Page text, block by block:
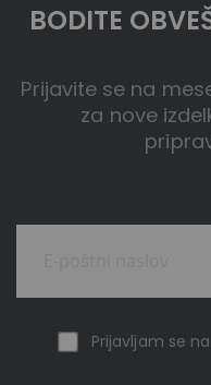
BODITE
Prijavite se na
za nove
Prijavljam se